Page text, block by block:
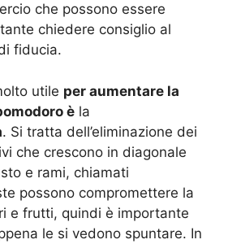
che possono essere
chiedere consiglio al
fiducia.
utile per aumentare la
è la
. Si tratta dell’eliminazione dei
che crescono in diagonale
e rami, chiamati
possono compromettere la
e frutti, quindi è importante
le si vedono spuntare. In